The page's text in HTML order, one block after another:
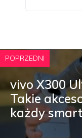
POPRZEDNI
vivo X300
Takie
każdy